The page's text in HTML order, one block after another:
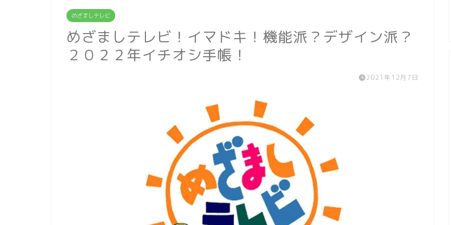
めざましテレビ
めざましテレビ！イマドキ！機能派？デザイン派？
２０２２年イチオシ手帳！
2021年12月7日